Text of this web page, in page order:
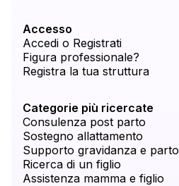
Accesso
Accedi o Registrati
Figura professionale?
Registra la tua struttura
Categorie più ricercate
Consulenza post parto
Sostegno allattamento
Supporto gravidanza e parto
Ricerca di un figlio
Assistenza mamma e figlio